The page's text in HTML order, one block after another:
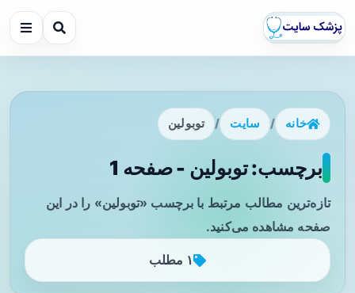
خانه / سایت / توبولین
برچسب: توبولین - صفحه 1
تازه‌ترین مطالب مرتبط با برچسب «توبولین» را در این
صفحه مشاهده می‌کنید.
۱ مطلب